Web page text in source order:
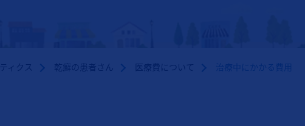
ィクス 乾癬の患者さん 医療費について 治療中にかかる費用